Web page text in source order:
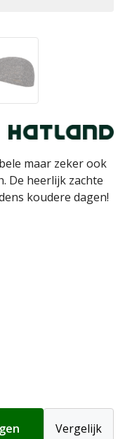
maar zeker ook
De heerlijk zachte
koudere dagen!
Vergelijk